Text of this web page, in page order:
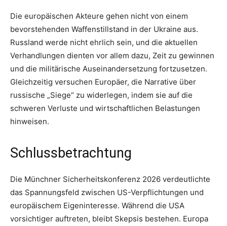
Die europäischen Akteure gehen nicht von einem
bevorstehenden Waffenstillstand in der Ukraine aus.
Russland werde nicht ehrlich sein, und die aktuellen
Verhandlungen dienten vor allem dazu, Zeit zu gewinnen
und die militärische Auseinandersetzung fortzusetzen.
Gleichzeitig versuchen Europäer, die Narrative über
russische „Siege“ zu widerlegen, indem sie auf die
schweren Verluste und wirtschaftlichen Belastungen
hinweisen.
Schlussbetrachtung
Die Münchner Sicherheitskonferenz 2026 verdeutlichte
das Spannungsfeld zwischen US-Verpflichtungen und
europäischem Eigeninteresse. Während die USA
vorsichtiger auftreten, bleibt Skepsis bestehen. Europa